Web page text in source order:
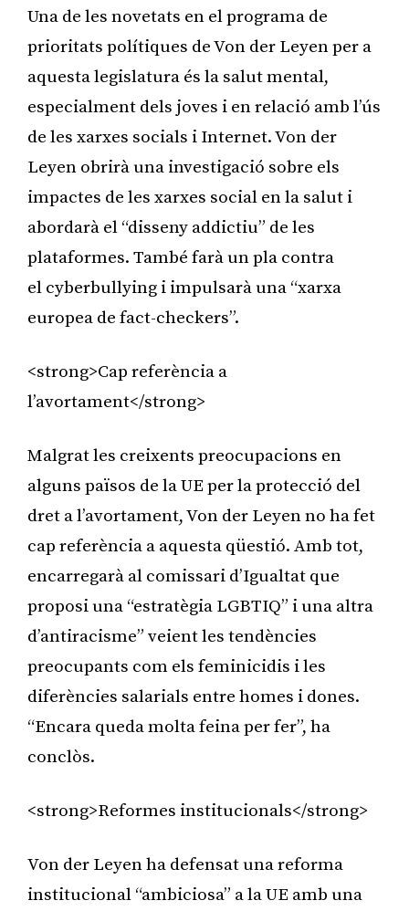
Una de les novetats en el programa de
prioritats polítiques de Von der Leyen per a
aquesta legislatura és la salut mental,
especialment dels joves i en relació amb l’ús
de les xarxes socials i Internet. Von der
Leyen obrirà una investigació sobre els
impactes de les xarxes social en la salut i
abordarà el “disseny addictiu” de les
plataformes. També farà un pla contra
el cyberbullying i impulsarà una “xarxa
europea de fact-checkers”.
<strong>Cap referència a
l’avortament</strong>
Malgrat les creixents preocupacions en
alguns països de la UE per la protecció del
dret a l’avortament, Von der Leyen no ha fet
cap referència a aquesta qüestió. Amb tot,
encarregarà al comissari d’Igualtat que
proposi una “estratègia LGBTIQ” i una altra
d’antiracisme” veient les tendències
preocupants com els feminicidis i les
diferències salarials entre homes i dones.
“Encara queda molta feina per fer”, ha
conclòs.
<strong>Reformes institucionals</strong>
Von der Leyen ha defensat una reforma
institucional “ambiciosa” a la UE amb una